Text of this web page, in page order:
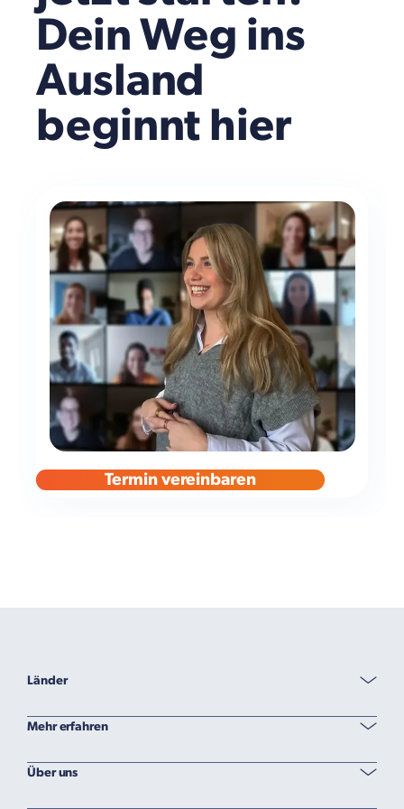
Dein Weg ins
Ausland
beginnt hier
Termin vereinbaren
Länder
Mehr erfahren
Über uns